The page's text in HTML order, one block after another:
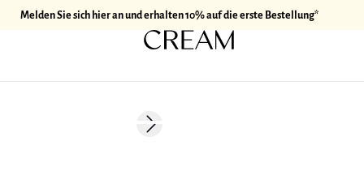
Melden Sie sich hier an und erhalten 10% auf die erste Bestellung*
Next slide